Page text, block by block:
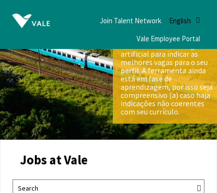
English
Join Talent Network
Vale Employee Portal
Nós utilizamos inteligência
artificial para indicar as
melhores vagas para o seu
perfil. A ferramenta ainda
está em fase de
aprendizagem, por isso seja
compreensivo (a) caso haja
indicações não coerentes
com seu currículo.
Jobs at Vale
Search